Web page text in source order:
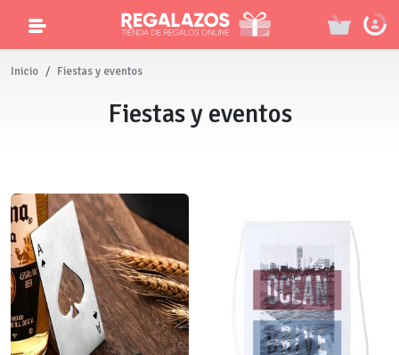
Inicio Fiestas y eventos
Fiestas y eventos